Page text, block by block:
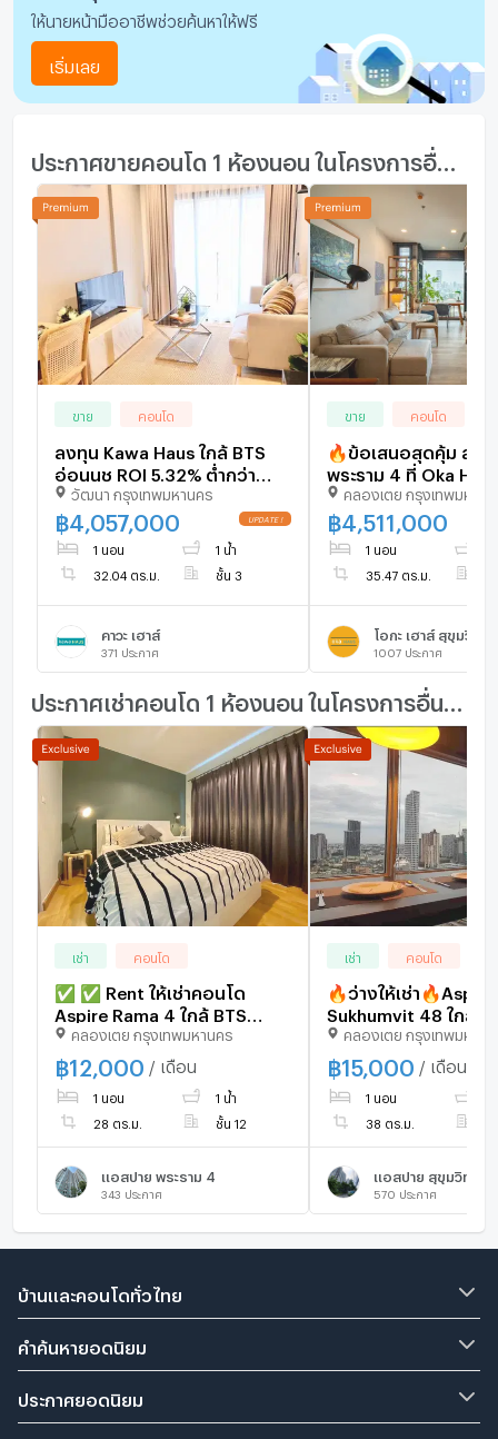
ให้นายหน้ามืออาชีพช่วยค้นหาให้ฟรี
เริ่มเลย
ขาย คอนโด
ลงทุน Kawa Haus ใกล้ BTS
อ่อนนุช ROI 5.32% ต่ำกว่า
ตลาด 7.8% - U1933311
วัฒนา กรุงเทพมหานคร
฿ 4,057,000 UPDATE !
1 นอน 1 น้ำ
32.04 ตร.ม. ชั้น 3
คาวะ เฮาส์
371 ประกาศ
ขาย คอนโด
🔥ข้อเสนอสุดคุ้ม ลง
พระราม 4 ที่ Oka
นอน ชั้นสูง วิวสระ + วิ
[U1627850]
คลองเตย กรุงเทพมหาน
฿ 4,511,000
1 นอน
35.47 ตร.ม.
โอกะ เฮาส์ สุขุมวิท
1007 ประกาศ
เช่า คอนโด
✅ ✅ Rent ให้เช่าคอนโด
Aspire Rama 4 ใกล้ BTS
เอกมัย 800 เมตร เฟอร์ครบ
เดินทางสะดวก หาของกินง่าย
คลองเตย กรุงเทพมหานคร
฿12,000 / เดือน
1 นอน 1 น้ำ
28 ตร.ม. ชั้น 12
แอสปาย พระราม 4
343 ประกาศ
เช่า คอนโด
🔥ว่างให้เช่า🔥Aspire
Sukhumvit 48 ใกล้
พระโขนง ราคา
ห้องใหญ่มาก รีบจอง
🔥🔥
คลองเตย กรุงเทพมหาน
฿15,000 / เดือน
1 นอน
38 ตร.ม.
แอสปาย สุขุมวิท 48
570 ประกาศ
บ้านและคอนโดทั่วไทย
คำค้นหายอดนิยม
ประกาศยอดนิยม